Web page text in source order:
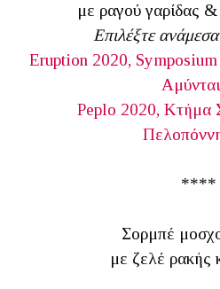
με ραγού γαρίδας
Επιλέξτε
Eruption 2020,
Peplo 2020, Κτήμα
****
Σορμπέ
με ζελέ ρακής